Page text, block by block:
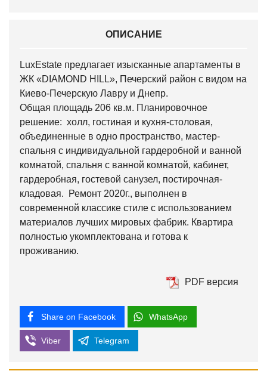
ОПИСАНИЕ
LuxEstate предлагает изысканные апартаменты в
ЖК «DIAMOND HILL», Печерский район c видом на
Киево-Печерскую Лавру и Днепр.
Общая площадь 206 кв.м. Планировочное
решение: холл, гостиная и кухня-столовая,
объединенные в одно пространство, мастер-
спальня с индивидуальной гардеробной и ванной
комнатой, спальня с ванной комнатой, кабинет,
гардеробная, гостевой санузел, постирочная-
кладовая. Ремонт 2020г., выполнен в
современной классике стиле с использованием
материалов лучших мировых фабрик. Квартира
полностью укомплектована и готова к
проживанию.
PDF версия
Share on Facebook WhatsApp
Viber Telegram